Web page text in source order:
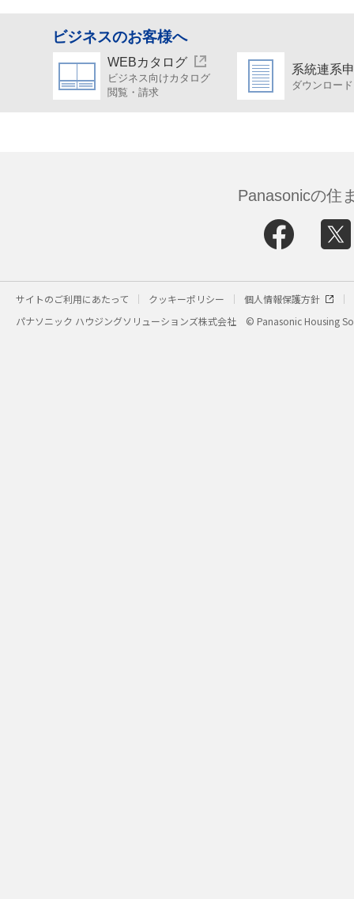
ビジネスのお客様へ
WEBカタログ
ビジネス向けカタログ
閲覧・請求
系統連系
ダウンロード
Panasonicの住
サイトのご利用にあたって クッキーポリシー
個人情報保護方針
パナソニック ハウジングソリューションズ株式会社
© Panasonic Housing